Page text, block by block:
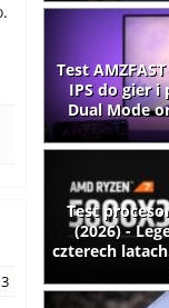
Test
IPS do gier
Dual Mode
Test
(2026) -
czterech